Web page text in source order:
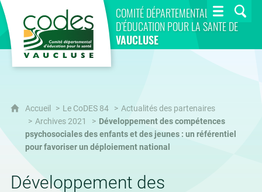
COMITÉ DÉPARTEMENTAL
D’ÉDUCATION POUR LA SANTÉ DE
VAUCLUSE
CoDES 84
Accueil Le CoDES 84
Actualités des partenaires
Archives 2021
Développement des compétences
psychosociales des enfants et des jeunes : un référentiel
pour favoriser un déploiement national
Développement des